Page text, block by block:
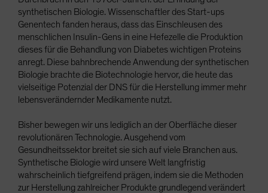
synthetischen Biologie. Wissenschaftler des Start-ups
Genentech fanden heraus, dass das Einschleusen des
menschlichen Insulin-Gens in eine Hefezelle die Produktion
dieses für die Behandlung von Diabetes wichtigen Proteins
anregt. Diese bahnbrechende Anwendung der synthetischen
Biologie brachte die Biotechnologie hervor, die heute das
vielseitige Potenzial der DNS für die Herstellung immer mehr
lebensverändernder Medikamente nutzt.
Bisher bewegen wir uns lediglich an der Oberfläche dieser
revolutionären Technologie. Ausgehend vom
Gesundheitssektor breitet sie sich auf viele Branchen aus.
Synthetische Biologie wird unsere Welt langfristig
wahrscheinlich tiefgreifend prägen, indem sie die Methoden
zur Herstellung zahlreicher Produkte grundlegend verändert